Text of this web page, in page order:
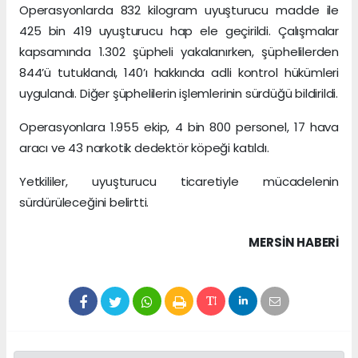
Operasyonlarda 832 kilogram uyuşturucu madde ile
425 bin 419 uyuşturucu hap ele geçirildi. Çalışmalar
kapsamında 1.302 şüpheli yakalanırken, şüphelilerden
844’ü tutuklandı, 140’ı hakkında adli kontrol hükümleri
uygulandı. Diğer şüphelilerin işlemlerinin sürdüğü bildirildi.
Operasyonlara 1.955 ekip, 4 bin 800 personel, 17 hava
aracı ve 43 narkotik dedektör köpeği katıldı.
Yetkililer, uyuşturucu ticaretiyle mücadelenin
sürdürüleceğini belirtti.
MERSIN HABERİ